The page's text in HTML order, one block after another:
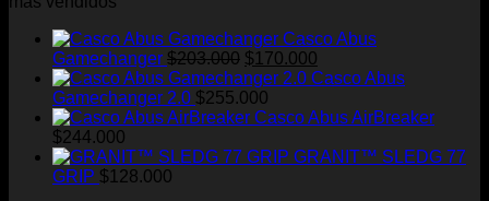
Casco Abus
Gamechanger $203.000 El
precio
original
era:
$170.000
precio
es:
Casco Abus
Gamechanger 2.0 $255.000
Casco Abus AirBreaker
$244.000
GRANIT™ SLEDG 77
GRIP $128.000